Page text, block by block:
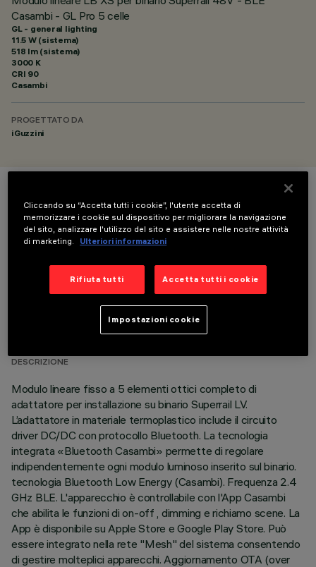
Casambi - GL Pro 5 celle
GL - general lighting
11.5 W (sistema)
518 lm (sistema)
3000 K
CRI 90
Casambi
PROGETTATO DA
iGuzzini
COLORE
DATI TECNICI
ULTIMO AGGIORNAMENTO: 18/06/2026
DESCRIZIONE
Modulo lineare fisso a 5 elementi ottici completo di
adattatore per installazione su binario Superrail LV.
L’adattatore in materiale termoplastico include il circuito
driver DC/DC con protocollo Bluetooth. La tecnologia
integrata «Bluetooth Casambi» permette di regolare
indipendentemente ogni modulo luminoso inserito sul binario.
tecnologia Bluetooth Low Energy (Casambi). Frequenza 2.4
GHz BLE. L'apparecchio è controllabile con l'App Casambi
che abilita le funzioni di on-off , dimming e richiamo scene. La
App è disponibile su Apple Store e Google Play Store. Può
essere integrato nella rete "Mesh" del sistema consentendo
di gestire molteplici apparecchi. Aggiornamento OTA (over
Cliccando su “Accetta tutti i cookie”, l'utente accetta di
memorizzare i cookie sul dispositivo per migliorare la navigazione
del sito, analizzare l'utilizzo del sito e assistere nelle nostre attività
di marketing.
Ulteriori informazioni
Rifiuta tutti Accetta tutti i cookie
Impostazioni cookie